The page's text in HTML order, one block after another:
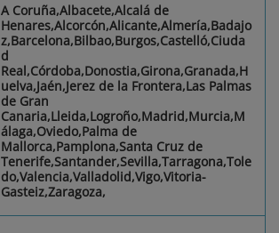
A Coruña,Albacete,Alcalá de
Henares,Alcorcón,Alicante,Almería,Badajo
z,Barcelona,Bilbao,Burgos,Castelló,Ciuda
d
Real,Córdoba,Donostia,Girona,Granada,H
uelva,Jaén,Jerez de la Frontera,Las Palmas
de Gran
Canaria,Lleida,Logroño,Madrid,Murcia,M
álaga,Oviedo,Palma de
Mallorca,Pamplona,Santa Cruz de
Tenerife,Santander,Sevilla,Tarragona,Tole
do,Valencia,Valladolid,Vigo,Vitoria-
Gasteiz,Zaragoza,